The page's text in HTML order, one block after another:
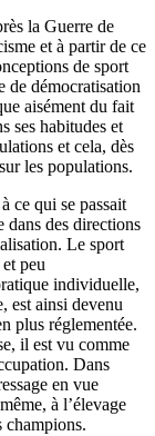
la Guerre de
et à partir de ce
de sport
de démocratisation
aisément du fait
ses habitudes et
et cela, dès
les populations.
ce qui se passait
dans des directions
Le sport
peu
individuelle,
est ainsi devenu
plus réglementée.
il est vu comme
Dans
en vue
à l’élevage
champions.